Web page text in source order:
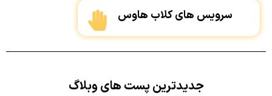
سرویس های کلاب هاوس
جدیدترین پست های وبلاگ